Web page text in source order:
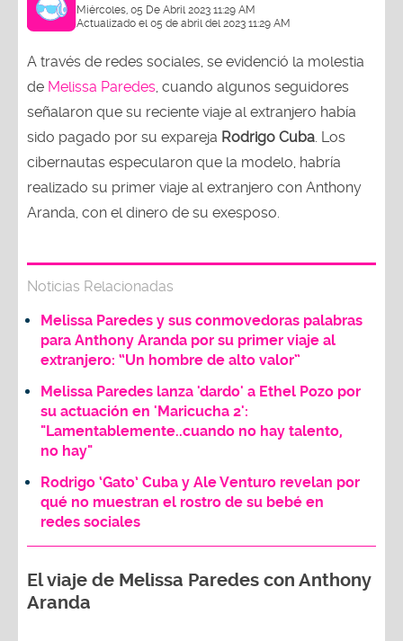
Miércoles, 05 De Abril 2023 11:29 AM
Actualizado el 05 de abril del 2023 11:29 AM
A través de redes sociales, se evidenció la molestia
de Melissa Paredes , cuando algunos seguidores
señalaron que su reciente viaje al extranjero había
sido pagado por su expareja Rodrigo Cuba . Los
cibernautas especularon que la modelo, habría
realizado su primer viaje al extranjero con Anthony
Aranda, con el dinero de su exesposo.
Noticias Relacionadas
Melissa Paredes y sus conmovedoras palabras
para Anthony Aranda por su primer viaje al
extranjero: “Un hombre de alto valor”
Melissa Paredes lanza 'dardo' a Ethel Pozo por
su actuación en 'Maricucha 2':
"Lamentablemente..cuando no hay talento,
no hay"
Rodrigo ‘Gato’ Cuba y Ale Venturo revelan por
qué no muestran el rostro de su bebé en
redes sociales
El viaje de Melissa Paredes con Anthony
Aranda